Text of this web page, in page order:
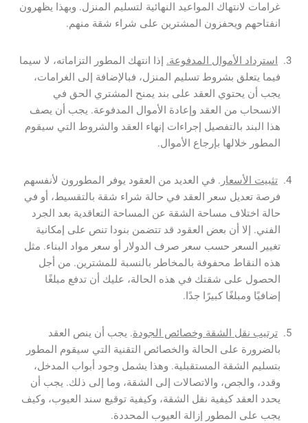
غرامات لانتهاك المواعيد النهائية لتسليم المنزل. وبهذا يظهرون
انفتاحهم ويحفزون المشترين على شراء شقة منهم.
استرداد الأموال المدفوعة. إذا انتهك المطور التزاماته، لا سيما
فيما يتعلق بشروط تسليم المنزل، فبالإضافة إلى الغرامات،
يجب أن يحتوي العقد على بند يمنح المشتري الحق في
الانسحاب من العقد وإعادة الأموال المدفوعة. يجب أن يصف
هذا البند بالتفصيل إجراءات إنهاء العقد والشروط التي سيقوم
المطور خلالها بإرجاع الأموال.
تثبيت الأسعار . في العديد من العقود يوفر المطورون لأنفسهم
فرصة تعديل سعر العقد في حالة شراء شقة بالتقسيط، أو في
حالة اختلاف مساحة الشقة عن المساحة التعاقدية بعد الجرد
الفني. إلا أن بعض العقود قد تتضمن بنودا تنص على إمكانية
تغيير السعر حسب سعر صرف الدولار أو سعر مواد البناء. مثل
هذه النقاط محفوفة بالمخاطر بالنسبة للمشترين. من أجل
الحصول على شقتك في هذه الحالة، عليك أن تدفع مبلغًا
إضافيًا ومبلغًا كبيرًا جدًا.
ترتيب نقل الشقة وخصائص الجودة. يجب أن ينص العقد
بالضرورة على الحالة والخصائص التقنية التي سيقوم المطور
بتسليم الشقة المستقبلية. وهذا يشمل وجود أبواب المدخل،
وقدد، والجص، والاتصالات إلى الشقة، وما إلى ذلك. يجب أن
يحدد العقد كيفية نقل الشقة، وكيفية توقيع سند العيوب، وكيف
يجب على المطور إزالة العيوب المحددة.